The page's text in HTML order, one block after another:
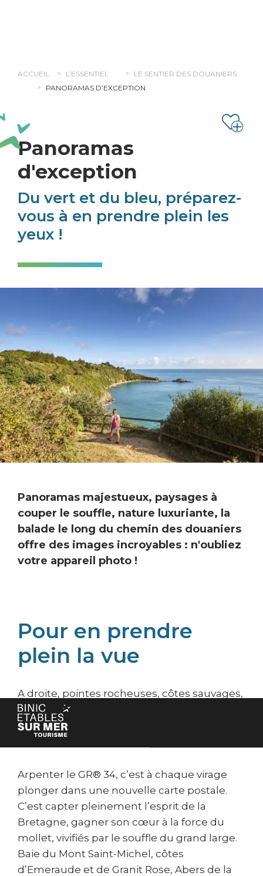
ACCUEIL L’ESSENTIEL
LE SENTIER DES DOUANIERS
PANORAMAS D’EXCEPTION
Panoramas
d'exception
Du vert et du bleu, préparez-
vous à en prendre plein les
yeux !
Panoramas majestueux, paysages à
couper le souffle, nature luxuriante, la
balade le long du chemin des douaniers
offre des images incroyables : n'oubliez
votre appareil photo !
Pour en prendre
plein la vue
A droite, pointes rocheuses, côtes sauvages,
plages et criques. A gauche faune et flore
diverses, riche patrimoine historique… et
toujours la mer en toile de fond !
Arpenter le GR® 34, c’est à chaque virage
plonger dans une nouvelle carte postale.
C’est capter pleinement l’esprit de la
Bretagne, gagner son cœur à la force du
mollet, vivifiés par le souffle du grand large.
Baie du Mont Saint-Michel, côtes
d’Emeraude et de Granit Rose, Abers de la